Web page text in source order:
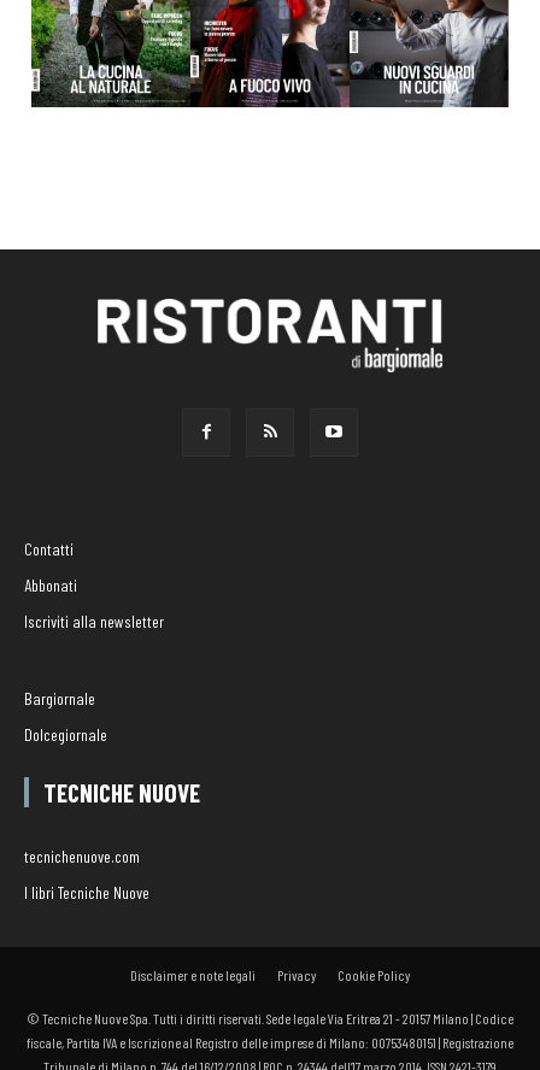
Contatti
Abbonati
Iscriviti alla newsletter
Bargiornale
Dolcegiornale
TECNICHE NUOVE
tecnichenuove.com
I libri Tecniche Nuove
Disclaimer e note legali Privacy Cookie Policy
© Tecniche Nuove Spa. Tutti i diritti riservati. Sede legale Via Eritrea 21 - 20157 Milano | Codice
fiscale, Partita IVA e Iscrizione al Registro delle imprese di Milano: 00753480151 | Registrazione
Tribunale di Milano n. 744 del 16/12/2008 | ROC n. 24344 dell’17 marzo 2014. ISSN 2421-3179